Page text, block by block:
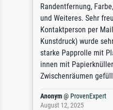
Randentfernung, Farbe,
und Weiteres. Sehr
Kontaktperson per Mail.
Kunstdruck) wurde sehr
starke Papprolle mit
innen mit Papierknüllern in
Zwischenräumen gefüllt.
Anonym@ProvenExpert
August 12, 2025